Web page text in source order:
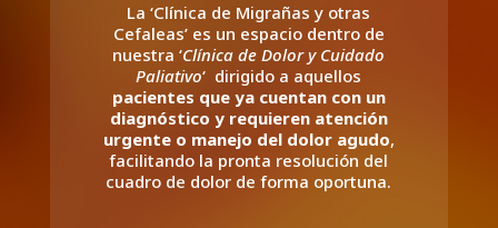
La‘Clínica de Migrañas y otras
Cefaleas’ es un espacio dentro de
nuestra ‘Clínica de Dolor y Cuidado
Paliativo‘ dirigido a aquellos
pacientes que ya cuentan con un
diagnóstico y requieren atención
urgente o manejo del dolor agudo,
facilitando la pronta resolución del
cuadro de dolor de forma oportuna.